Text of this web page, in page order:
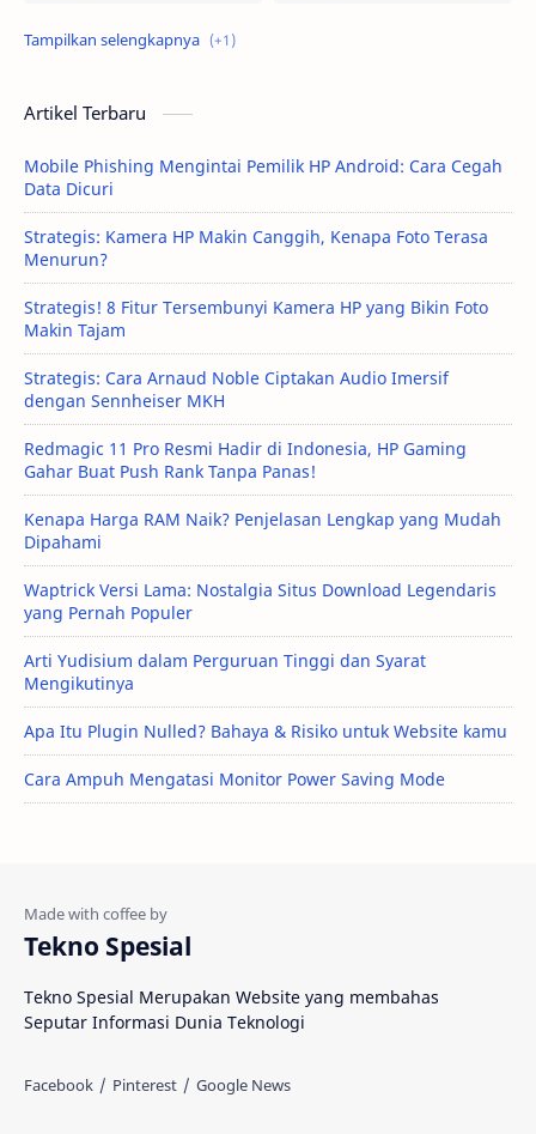
Tutorial
Artikel Terbaru
Mobile Phishing Mengintai Pemilik HP Android: Cara Cegah
Data Dicuri
Strategis: Kamera HP Makin Canggih, Kenapa Foto Terasa
Menurun?
Strategis! 8 Fitur Tersembunyi Kamera HP yang Bikin Foto
Makin Tajam
Strategis: Cara Arnaud Noble Ciptakan Audio Imersif
dengan Sennheiser MKH
Redmagic 11 Pro Resmi Hadir di Indonesia, HP Gaming
Gahar Buat Push Rank Tanpa Panas!
Kenapa Harga RAM Naik? Penjelasan Lengkap yang Mudah
Dipahami
Waptrick Versi Lama: Nostalgia Situs Download Legendaris
yang Pernah Populer
Arti Yudisium dalam Perguruan Tinggi dan Syarat
Mengikutinya
Apa Itu Plugin Nulled? Bahaya & Risiko untuk Website kamu
Cara Ampuh Mengatasi Monitor Power Saving Mode
Tekno Spesial
Tekno Spesial Merupakan Website yang membahas
Seputar Informasi Dunia Teknologi